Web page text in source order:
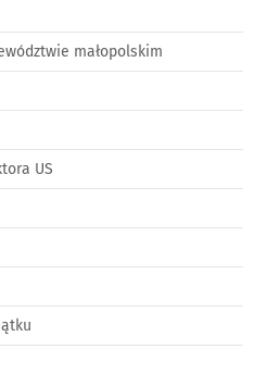
małopolskim
US